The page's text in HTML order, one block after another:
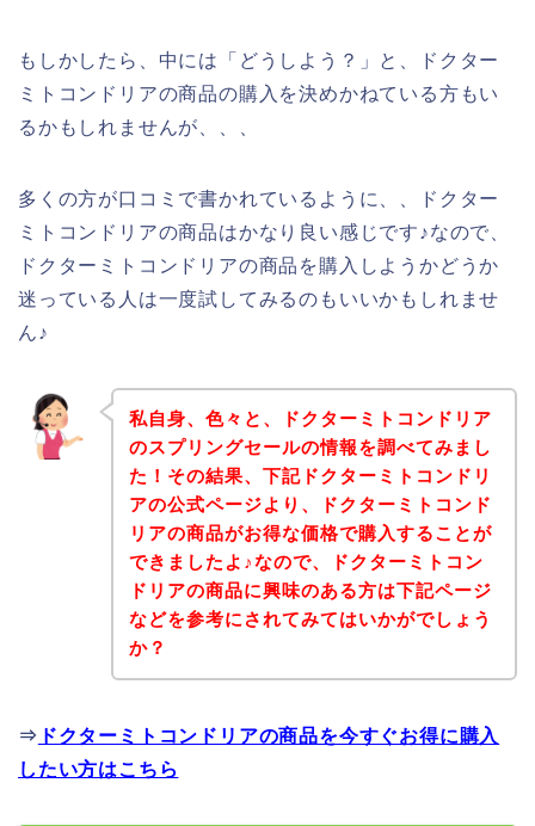
もしかしたら、中には「どうしよう？」と、ドクター
ミトコンドリアの商品の購入を決めかねている方もい
るかもしれませんが、、、
多くの方が口コミで書かれているように、、ドクター
ミトコンドリアの商品はかなり良い感じです♪なので、
ドクターミトコンドリアの商品を購入しようかどうか
迷っている人は一度試してみるのもいいかもしれませ
ん♪
私自身、色々と、ドクターミトコンドリア
のスプリングセールの情報を調べてみまし
た！その結果、下記ドクターミトコンドリ
アの公式ページより、ドクターミトコンド
リアの商品がお得な価格で購入することが
できましたよ♪なので、ドクターミトコン
ドリアの商品に興味のある方は下記ページ
などを参考にされてみてはいかがでしょう
か？
⇒ ドクターミトコンドリアの商品を今すぐお得に購入
したい方はこちら